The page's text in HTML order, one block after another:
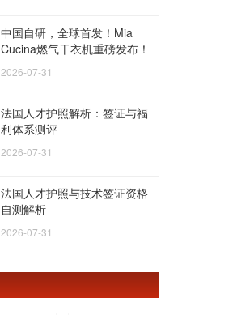
中国自研，全球首发！Mia
Cucina燃气干衣机重磅发布！
2026-07-31
法国人才护照解析：签证与福
利体系测评
2026-07-31
法国人才护照与技术签证资格
自测解析
2026-07-31